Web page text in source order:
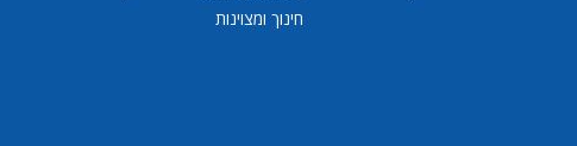
חינוך ומצוינות